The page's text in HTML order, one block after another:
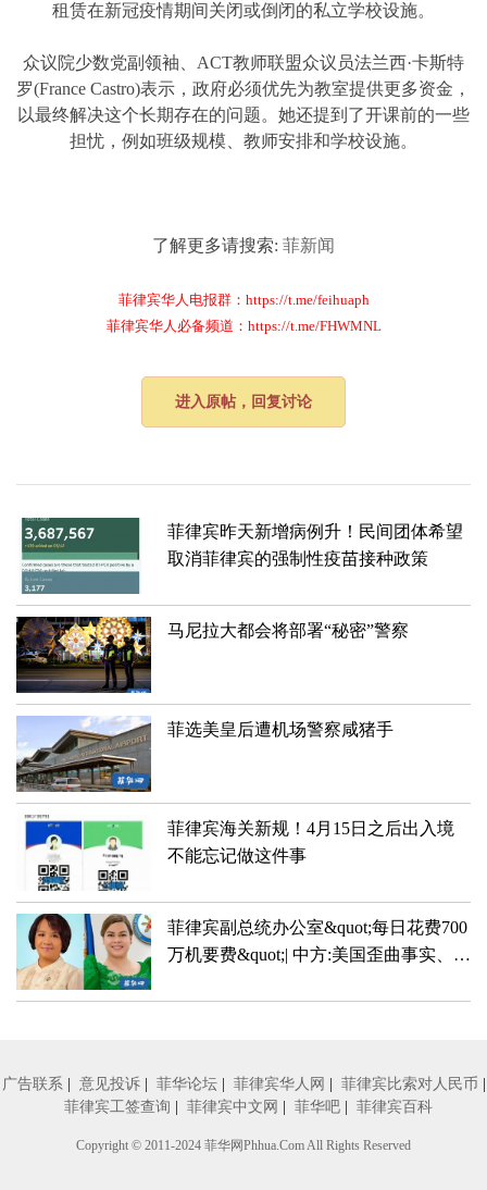
租赁在新冠疫情期间关闭或倒闭的私立学校设施。
众议院少数党副领袖、ACT教师联盟众议员法兰西·卡斯特
罗(France Castro)表示，政府必须优先为教室提供更多资金，
以最终解决这个长期存在的问题。她还提到了开课前的一些
担忧，例如班级规模、教师安排和学校设施。
了解更多请搜索: 菲新闻
菲律宾华人电报群：https://t.me/feihuaph
菲律宾华人必备频道：https://t.me/FHWMNL
进入原帖，回复讨论
菲律宾昨天新增病例升！民间团体希望
取消菲律宾的强制性疫苗接种政策
马尼拉大都会将部署“秘密”警察
菲选美皇后遭机场警察咸猪手
菲律宾海关新规！4月15日之后出入境
不能忘记做这件事
菲律宾副总统办公室&quot;每日花费700
万机要费&quot;| 中方:美国歪曲事实、挑
广告联系 意见投诉 菲华论坛 菲律宾华人网 菲律宾比索对人民币
菲律宾工签查询
菲律宾中文网 菲华吧 菲律宾百科
Copyright © 2011-2024 菲华网Phhua.Com All Rights Reserved